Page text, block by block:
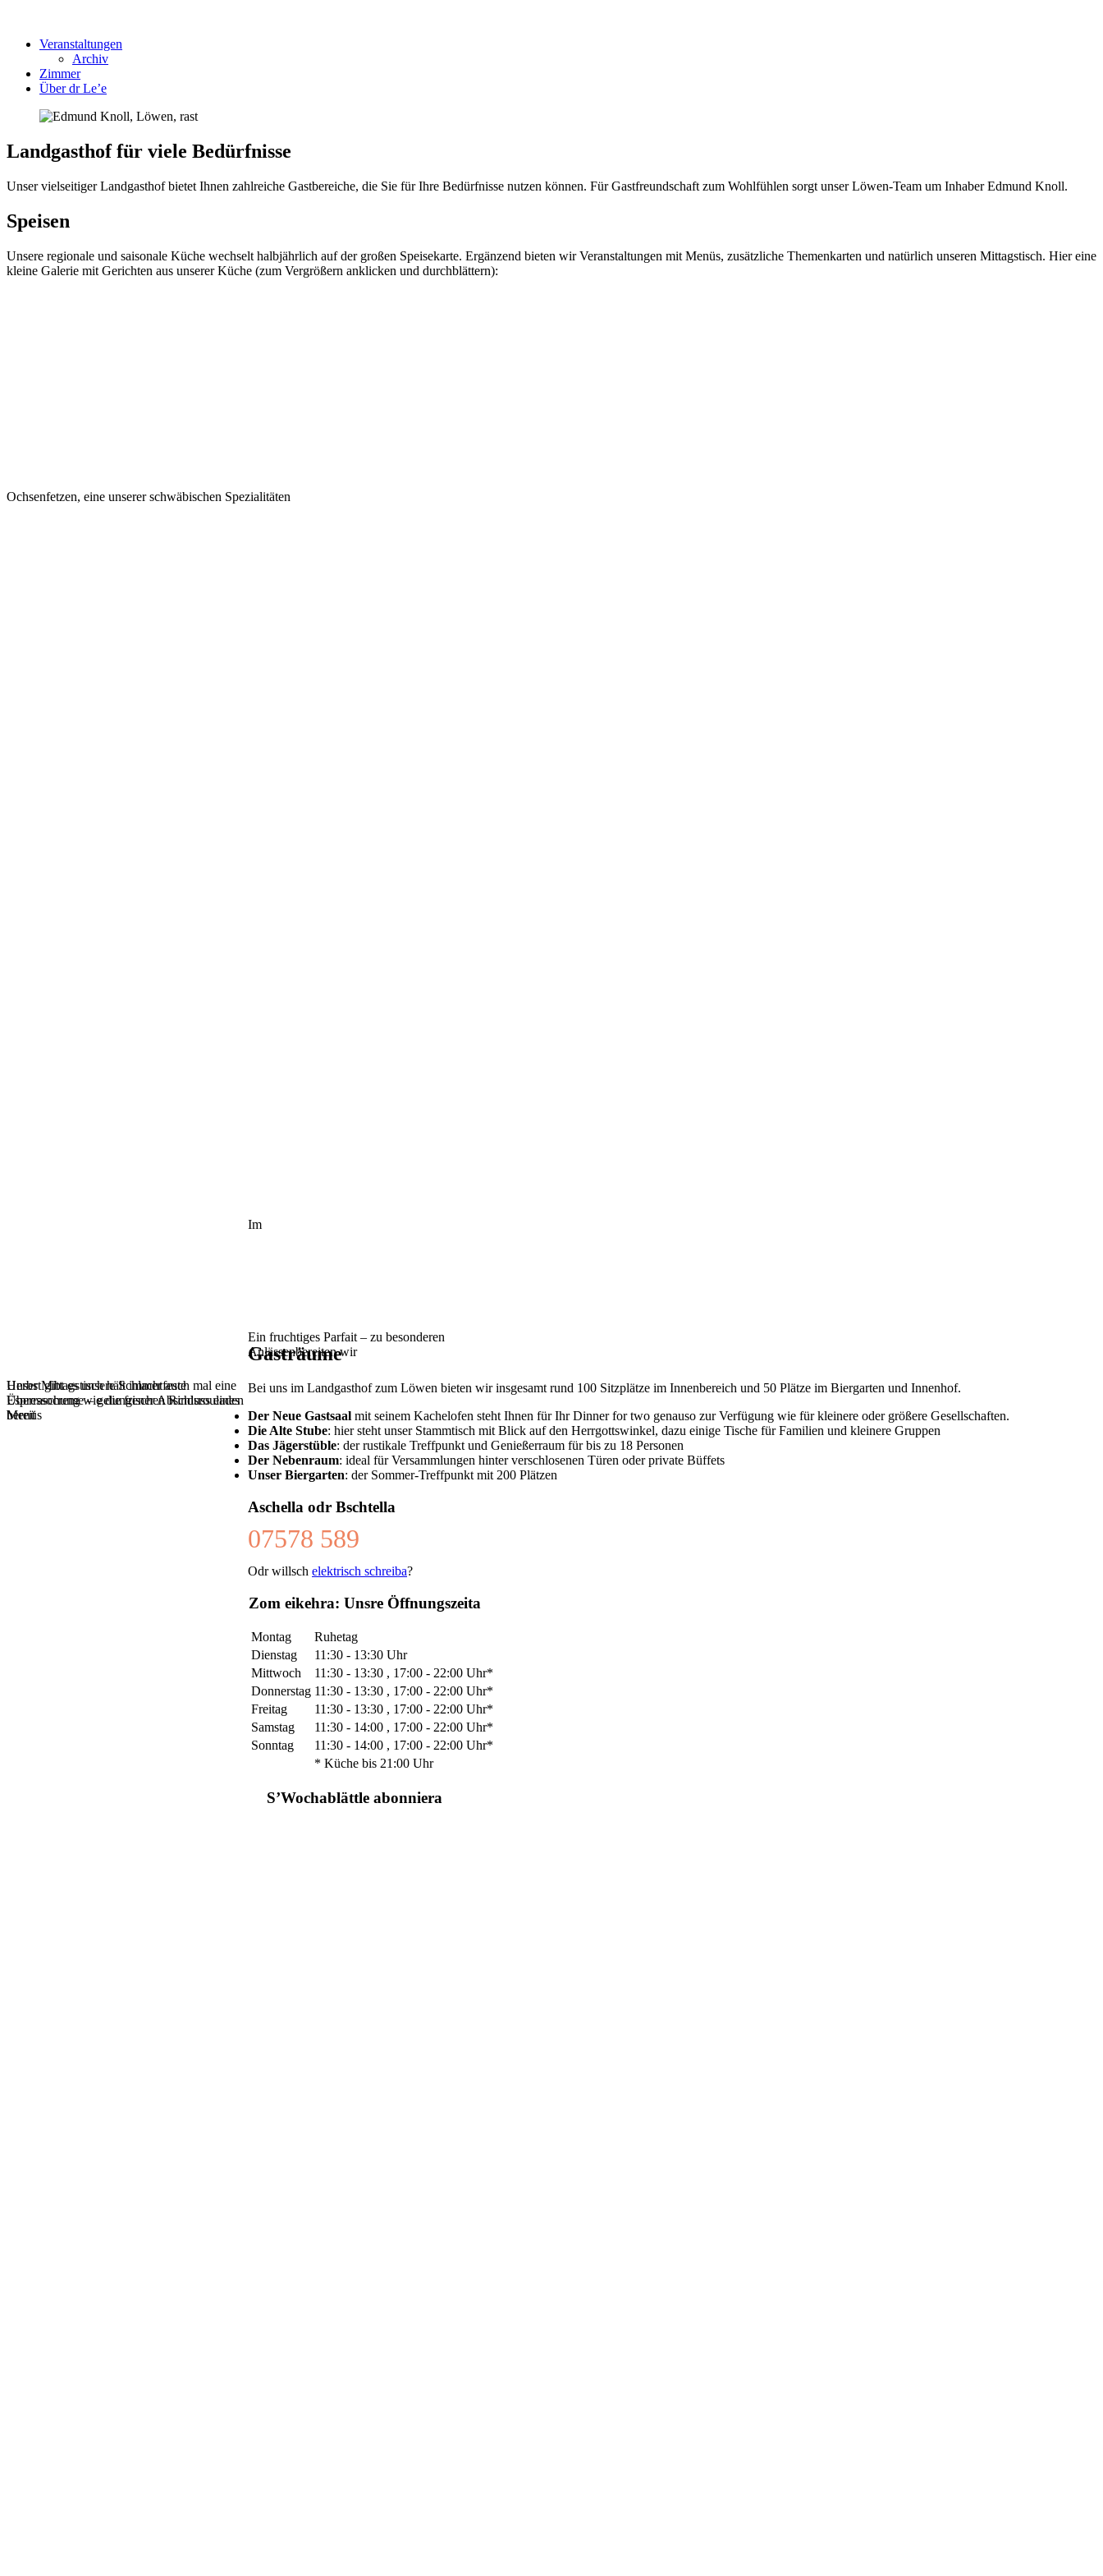
Veranstaltungen
Archiv
Zimmer
Über dr Le’e
Landgasthoffür viele Bedürfnisse
Unser vielseitiger Landgasthof bietet Ihnen zahlreiche Gastbereiche, die Sie für Ihre Bedürfnisse nutzen können. Für Gastfreundschaft zum Wohlfühlen sorgt unser Löwen-Team um Inhaber Edmund Knoll.
Speisen
Unsere regionale und saisonale Küche wechselt halbjährlich auf der großen Speisekarte. Ergänzend bieten wir Veranstaltungen mit Menüs, zusätzliche Themenkarten und natürlich unseren Mittagstisch. Hier eine
kleine Galerie mit Gerichten aus unserer Küche (zum Vergrößern anklicken und durchblättern):
Ochsenfetzen, eine unserer schwäbischen Spezialitäten
Unser Mittagstisch hält immer auch mal eine
Überraschung wie die frischen Rindsrouladen
bereit
Im
Herbst gibt es unsere Schlachtfeste
Espressocreme – gelungener Abschluss eines
Menüs
Ein fruchtiges Parfait – zu besonderen
Anlässenbereiten wir
Gasträume
Bei uns im Landgasthof zum Löwen bieten wir insgesamt rund 100 Sitzplätze im Innenbereich und 50 Plätze im Biergarten und Innenhof.
Der Neue Gastsaal mit seinem Kachelofen steht Ihnen für Ihr Dinner for two genauso zur Verfügung wie für kleinere oder größere Gesellschaften.
Die Alte Stube: hier steht unser Stammtisch mit Blick auf den Herrgottswinkel, dazu einige Tische für Familien und kleinere Gruppen
Das Jägerstüble: der rustikale Treffpunkt und Genießerraum für bis zu 18 Personen
Der Nebenraum: ideal für Versammlungen hinter verschlosenen Türen oder private Büffets
Unser Biergarten: der Sommer-Treffpunkt mit 200 Plätzen
Aschella odr Bschtella
07578 589
Odr willsch elektrisch schreiba?
Zom eikehra: Unsre Öffnungszeita
Montag
Ruhetag
Dienstag
11:30 - 13:30 Uhr
Mittwoch
11:30 - 13:30 , 17:00 - 22:00 Uhr*
Donnerstag 11:30 - 13:30 , 17:00 - 22:00 Uhr*
Freitag
11:30 - 13:30 , 17:00 - 22:00 Uhr*
Samstag
11:30 - 14:00 , 17:00 - 22:00 Uhr*
Sonntag
11:30 - 14:00 , 17:00 - 22:00 Uhr*
* Küche bis 21:00 Uhr
S’Wochablättle abonniera